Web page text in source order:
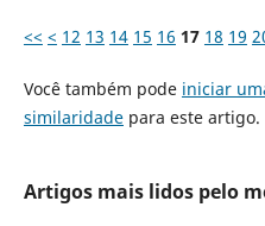
<< < 12 13 14 15 16 17 18 19
Você também pode iniciar
similaridadepara este artigo.
Artigos mais lidos pelo